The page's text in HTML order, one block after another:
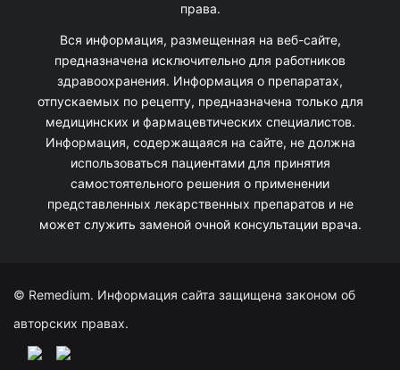
права.
Вся информация, размещенная на веб-сайте,
предназначена исключительно для работников
здравоохранения. Информация о препаратах,
отпускаемых по рецепту, предназначена только для
медицинских и фармацевтических специалистов.
Информация, содержащаяся на сайте, не должна
использоваться пациентами для принятия
самостоятельного решения о применении
представленных лекарственных препаратов и не
может служить заменой очной консультации врача.
© Remedium. Информация сайта защищена законом об
авторских правах.